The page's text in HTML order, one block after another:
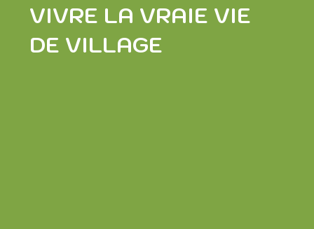
VIVRE LA VRAIE VIE
DE VILLAGE